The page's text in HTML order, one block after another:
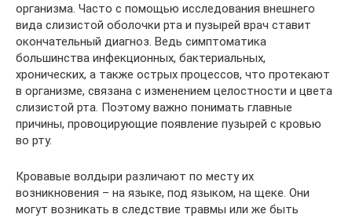
организма. Часто с помощью исследования внешнего
вида слизистой оболочки рта и пузырей врач ставит
окончательный диагноз. Ведь симптоматика
большинства инфекционных, бактериальных,
хронических, а также острых процессов, что протекают
в организме, связана с изменением целостности и цвета
слизистой рта. Поэтому важно понимать главные
причины, провоцирующие появление пузырей с кровью
во рту.
Кровавые волдыри различают по месту их
возникновения – на языке, под языком, на щеке. Они
могут возникать в следствие травмы или же быть